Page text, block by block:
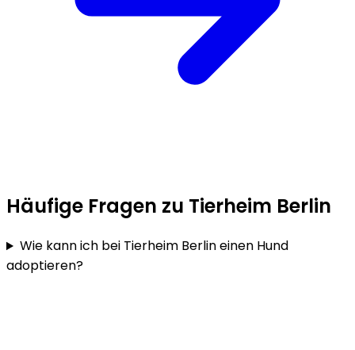
Häufige Fragen zu Tierheim Berlin
Wie kann ich bei Tierheim Berlin einen Hund
adoptieren?